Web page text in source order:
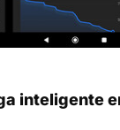
inteligente